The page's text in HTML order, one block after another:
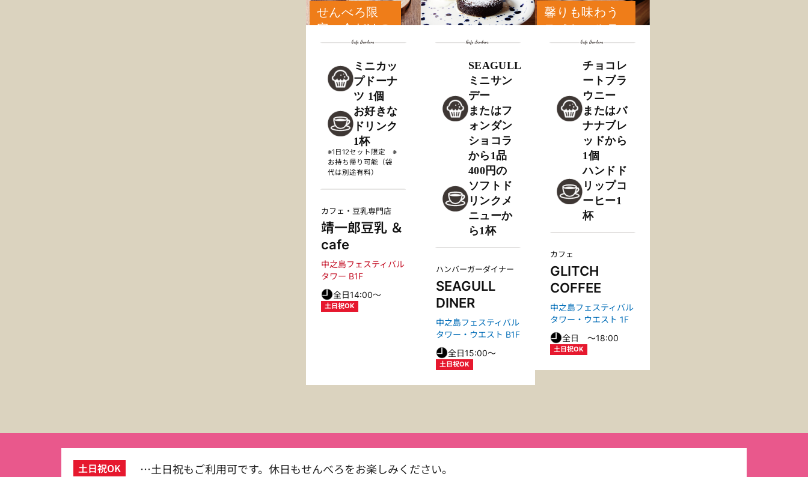
せんべろ限
定、今だけの
メニュー。
色んな味をた
のしみたいあ
なたに。
ミニカッ
プドーナ
ツ 1個
お好きな
ドリンク
1杯
※1日12セット限定 ※
お持ち帰り可能（袋
代は別途有料）
カフェ・豆乳専門店
靖一郎豆乳 ＆
cafe
中之島フェスティバル
タワー B1F
全日14:00〜
土日祝OK
SEAGULL
ミニサン
デー
またはフ
ォンダン
ショコラ
から1品
400円の
ソフトド
リンクメ
ニューか
ら1杯
ハンバーガーダイナー
SEAGULL
DINER
中之島フェスティバル
タワー・ウエスト B1F
全日15:00〜
土日祝OK
馨りも味わう
スペシャルテ
ィコーヒーを
相性の良いス
イーツと共に
チョコレ
ートブラ
ウニー
またはバ
ナナブレ
ッドから
1個
ハンドド
リップコ
ーヒー1
杯
カフェ
GLITCH
COFFEE
中之島フェスティバル
タワー・ウエスト 1F
全日 〜18:00
土日祝OK
土日祝OK …土日祝もご利用可です。休日もせんべろをお楽しみください。